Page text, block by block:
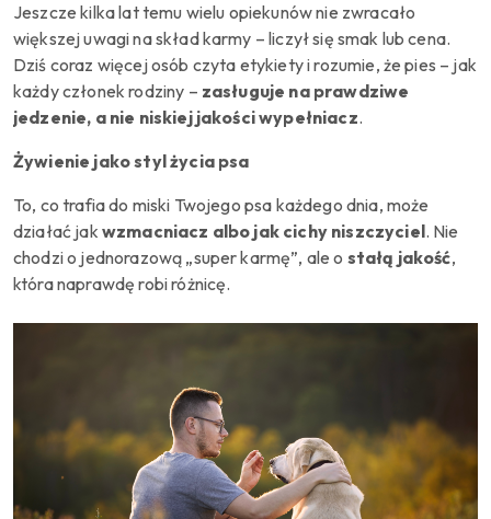
Jeszcze kilka lat temu wielu opiekunów nie zwracało
większej uwagi na skład karmy – liczył się smak lub cena.
Dziś coraz więcej osób czyta etykiety i rozumie, że pies – jak
każdy członek rodziny – zasługuje na prawdziwe
jedzenie, a nie niskiej jakości wypełniacz.
Żywienie jako styl życia psa
To, co trafia do miski Twojego psa każdego dnia, może
działać jak wzmacniacz albo jak cichy niszczyciel. Nie
chodzi o jednorazową „super karmę”, ale o stałą jakość,
która naprawdę robi różnicę.